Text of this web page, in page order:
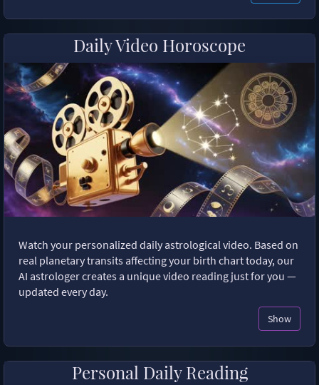
Daily Video Horoscope
Watch your personalized daily astrological video. Based on
real planetary transits affecting your birth chart today, our
AI astrologer creates a unique video reading just for you —
updated every day.
Show
Personal Daily Reading